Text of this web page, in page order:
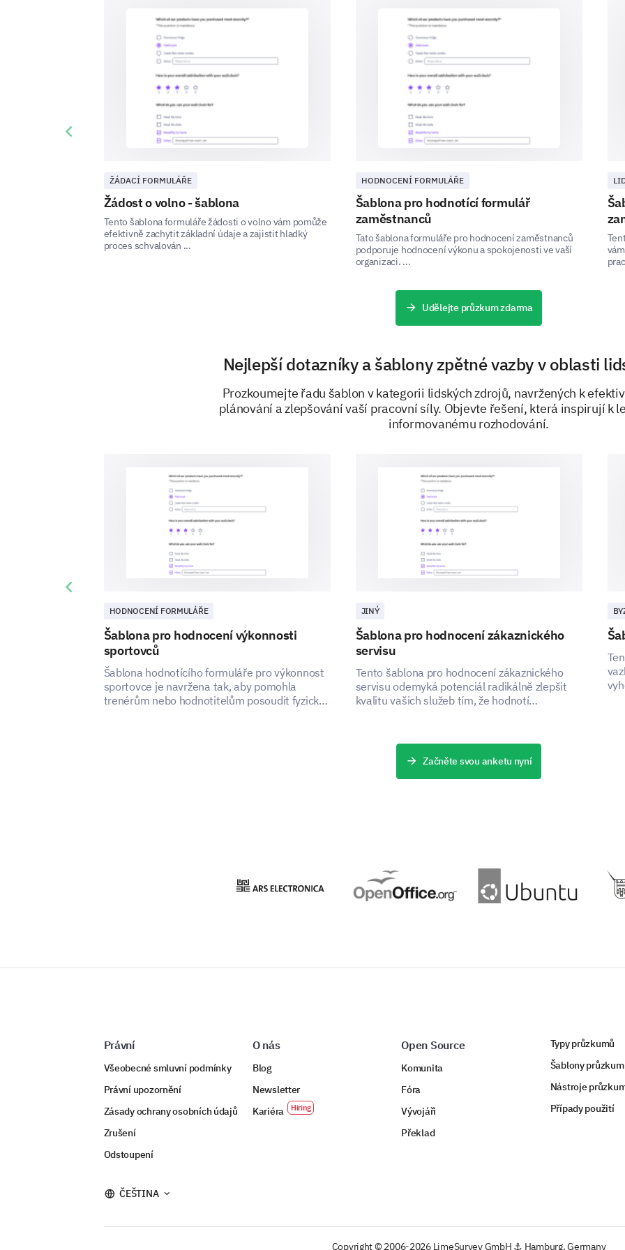
Do you feel your contributions are valued
Yes No
To what extent do you agree with the
are willing to help each other."
1 2
Strongly Disagree
Neutral
Agree
Let's delve into the opportunities for professional
to you.
Do you feel you have sufficient
Yes
activities?
ŽÁDACÍ FORMULÁŘE
Žádost o volno - šablona
Tento šablona formuláře žádosti o volno vám pomůže
efektivně zachytit základní údaje a zajistit hladký
proces schvalován ...
HODNOCENÍ FORMULÁŘE
Šablona pro hodnotící formulář
zaměstnanců
Tato šablona formuláře pro hodnocení zaměstnanců
podporuje hodnocení výkonu a spokojenosti ve vaší
organizaci. ...
Previous slide
Udělejte průzkum zdarma
Nejlepší dotazníky a šablony zpětné vazby v oblasti
Prozkoumejte řadu šablon v kategorii lidských zdrojů, navržených k
plánování a zlepšování vaší pracovní síly. Objevte řešení, která inspirují k
informovanému rozhodování.
HODNOCENÍ FORMULÁŘE
Šablona pro hodnocení výkonnosti
sportovců
Šablona hodnotícího formuláře pro výkonnost
sportovce je navržena tak, aby pomohla
trenérům nebo hodnotitelům posoudit fyzické
JINÝ
Šablona pro hodnocení zákaznického
servisu
Tento šablona pro hodnocení zákaznického
servisu odemyká potenciál radikálně zlepšit
kvalitu vašich služeb tím, že hodnotí
Previous slide
Začněte svou anketu nyní
Právní
Všeobecné smluvní podmínky
Právní upozornění
Zásady ochrany osobních údajů
Zrušení
Odstoupení
O nás
Blog
Newsletter
Kariéra
Open Source
Komunita
Fóra
Vývojáři
Překlad
Typy průzkumů
Šablony
Nástroje
Případy použití
ČEŠTINA
Copyright © 2006-2026 LimeSurvey GmbH ⚓ Hamburg, Germany